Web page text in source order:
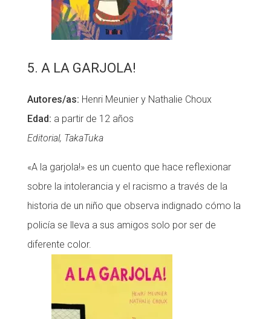
5. A LA GARJOLA!
Autores/as: Henri Meunier y Nathalie Choux
Edad: a partir de 12 años
Editorial, TakaTuka
«A la garjola!» es un cuento que hace reflexionar
sobre la intolerancia y el racismo a través de la
historia de un niño que observa indignado cómo la
policía se lleva a sus amigos solo por ser de
diferente color.